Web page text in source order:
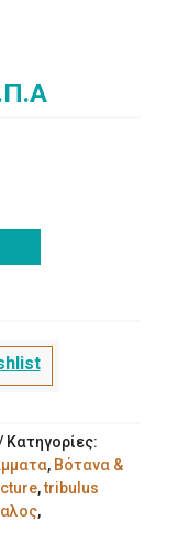
Κατηγορίες:
, Βότανα &
,tribulus
,